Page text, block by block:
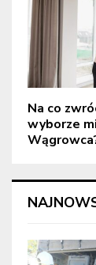
Na co
wyborze